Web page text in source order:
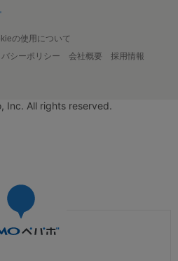
の使用について
シーポリシー 会社概要
採用情報
Inc. All rights reserved.